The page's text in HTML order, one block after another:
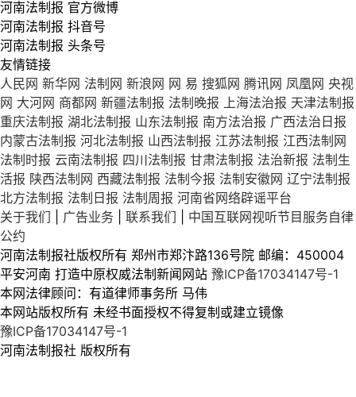
河南法制报 官方微博
河南法制报 抖音号
河南法制报 头条号
友情链接
人民网 新华网 法制网 新浪网 网 易 搜狐网 腾讯网 凤凰网 央视
网 大河网 商都网 新疆法制报 法制晚报 上海法治报 天津法制报
重庆法制报 湖北法制报 山东法制报 南方法治报 广西法治日报
内蒙古法制报 河北法制报 山西法制报 江苏法制报 江西法制网
法制时报 云南法制报 四川法制报 甘肃法制报 法治新报 法制生
活报 陕西法制网 西藏法制报 法制今报 法制安徽网 辽宁法制报
北方法制报 法制日报 法制周报 河南省网络辟谣平台
关于我们
广告业务 联系我们
中国互联网视听节目服务自律
公约
河南法制报社版权所有 郑州市郑汴路136号院 邮编：450004
平安河南 打造中原权威法制新闻网站 豫ICP备17034147号-1
本网法律顾问：有道律师事务所 马伟
本网站版权所有 未经书面授权不得复制或建立镜像
豫ICP备17034147号-1
河南法制报社 版权所有